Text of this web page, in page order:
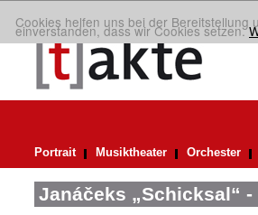
Cookies helfen uns bei der
einverstanden, dass wir Cookies setzen.
Portrait Musiktheater Orchester
Janáčeks „Schicksal“